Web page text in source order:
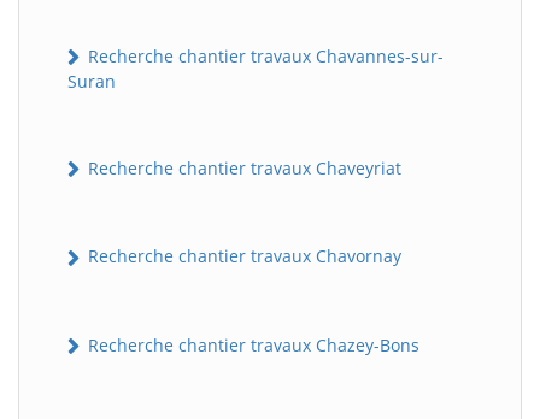
Recherche chantier travaux Chavannes-sur-
Suran
Recherche chantier travaux Chaveyriat
Recherche chantier travaux Chavornay
Recherche chantier travaux Chazey-Bons